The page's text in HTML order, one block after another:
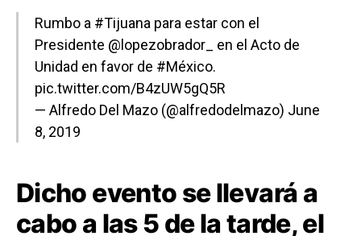
Rumbo a #Tijuana para estar con el
Presidente @lopezobrador_
en el Acto de
Unidad en favor de #México.
pic.twitter.com/B4zUW5gQ5R
— Alfredo Del Mazo (@alfredodelmazo) June
8, 2019
Dicho evento se llevará a
cabo a las 5 de la tarde, el